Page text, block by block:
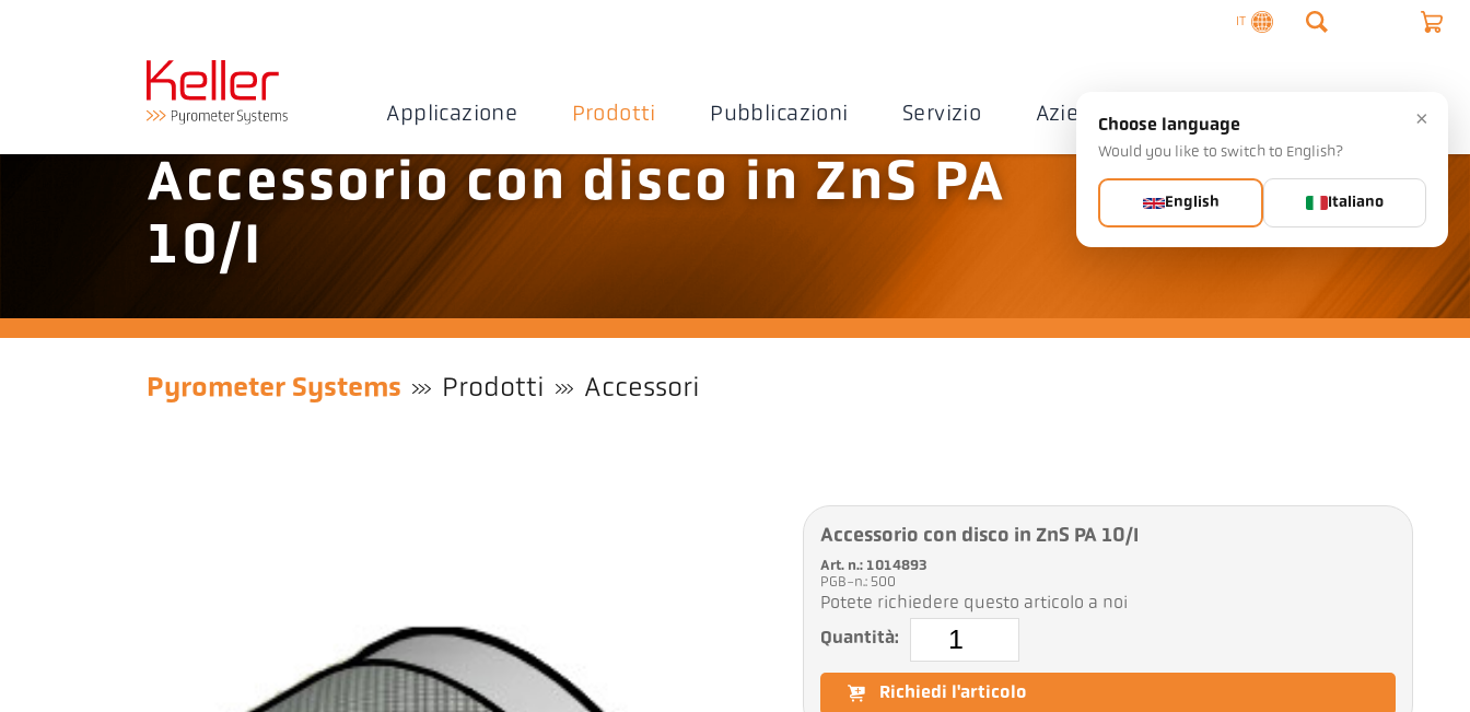
IT
Applicazione Prodotti Pubblicazioni Servizio Azienda Contatto
Accessorio con disco in ZnS PA
10/I
Pyrometer Systems Prodotti Accessori
Accessorio con disco in ZnS PA 10/I
Art. n.: 1014893
PGB-n.: 500
Potete richiedere questo articolo a noi
Quantità:
Richiedi l'articolo
×
Choose language
Would you like to switch to English?
English Italiano